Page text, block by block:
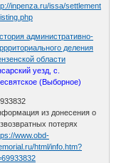
inpenza.ru/issa/settlements-
административно-
деления
области
уезд, с.
(Выборное)
из донесения о
потерях
www.obd-
html/info.htm?